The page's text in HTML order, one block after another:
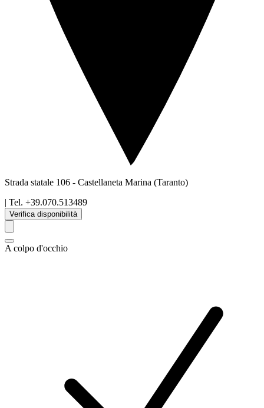
Strada statale 106 - Castellaneta Marina (Taranto)
| Tel. +39.070.513489
Verifica disponibilità
A colpo d'occhio